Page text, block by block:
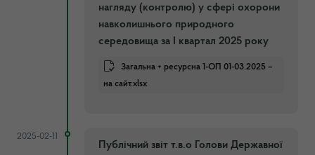
нагляду (контролю) у сфері охорони
навколишнього природного
середовища за І квартал 2025 року
Загальна + ресурсна 1-ОП 01-03.2025 –
на сайт.xlsx
2025-02-11
Публічний звіт т.в.о Голови Державної